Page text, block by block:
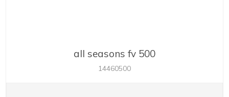
all seasons fv 500
14460500